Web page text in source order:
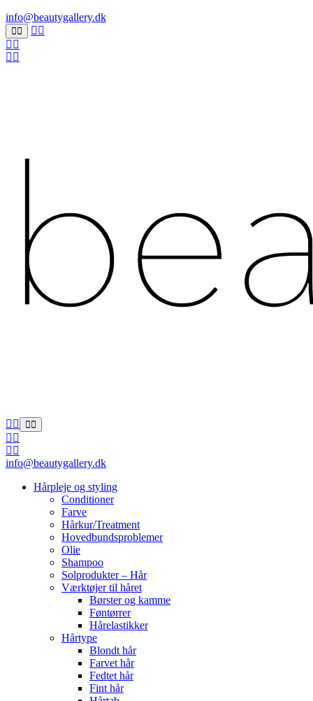
info@beautygallery.dk
info@beautygallery.dk
Hårpleje og styling
Conditioner
Farve
Hårkur/Treatment
Hovedbundsproblemer
Olie
Shampoo
Solprodukter – Hår
Værktøjer til håret
Børster og kamme
Føntørrer
Hårelastikker
Hårtype
Blondt hår
Farvet hår
Fedtet hår
Fint hår